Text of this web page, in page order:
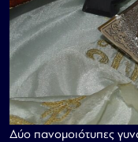
Δύο πανομοιότυπες